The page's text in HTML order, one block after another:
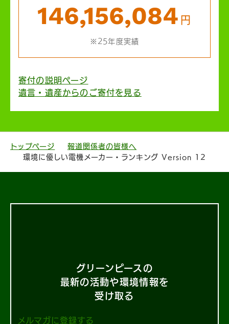
146,156,084 円
※25年度実績
寄付の説明ページ
遺言・遺産からのご寄付を見る
トップページ
報道関係者の皆様へ
環境に優しい電機メーカー・ランキング Version 12
グリーンピースの
最新の活動や環境情報を
受け取る
メルマガに登録する